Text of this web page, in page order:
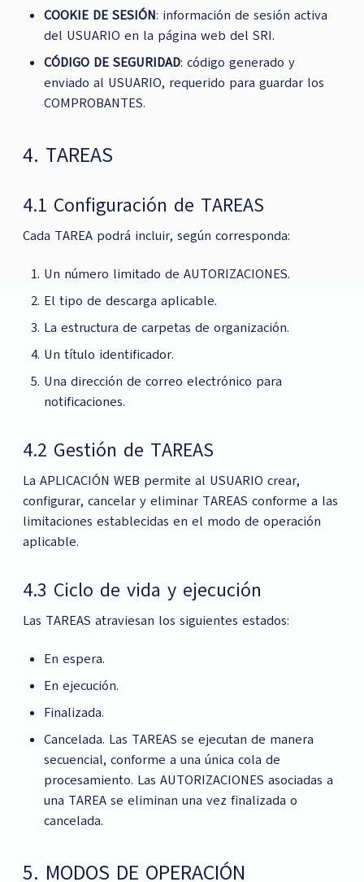
COOKIE DE SESIÓN: información de sesión activa
del USUARIO en la página web del SRI.
CÓDIGO DE SEGURIDAD: código generado y
enviado al USUARIO, requerido para guardar los
COMPROBANTES.
4. TAREAS
4.1 Configuración de TAREAS
Cada TAREA podrá incluir, según corresponda:
Un número limitado de AUTORIZACIONES.
El tipo de descarga aplicable.
La estructura de carpetas de organización.
Un título identificador.
Una dirección de correo electrónico para
notificaciones.
4.2 Gestión de TAREAS
La APLICACIÓN WEB permite al USUARIO crear,
configurar, cancelar y eliminar TAREAS conforme a las
limitaciones establecidas en el modo de operación
aplicable.
4.3 Ciclo de vida y ejecución
Las TAREAS atraviesan los siguientes estados:
En espera.
En ejecución.
Finalizada.
Cancelada. Las TAREAS se ejecutan de manera
secuencial, conforme a una única cola de
procesamiento. Las AUTORIZACIONES asociadas a
una TAREA se eliminan una vez finalizada o
cancelada.
5. MODOS DE OPERACIÓN